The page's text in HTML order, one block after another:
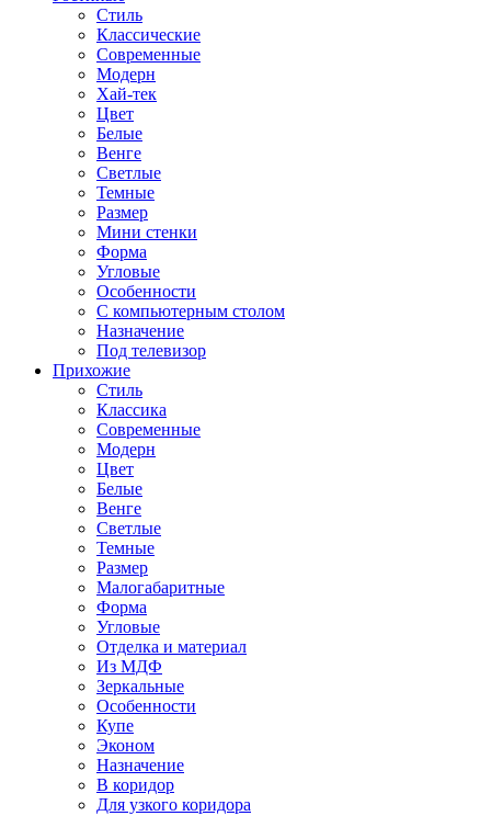
Стиль
Классические
Современные
Модерн
Хай-тек
Цвет
Белые
Венге
Светлые
Темные
Размер
Мини стенки
Форма
Угловые
Особенности
С компьютерным столом
Назначение
Под телевизор
Прихожие
Стиль
Классика
Современные
Модерн
Цвет
Белые
Венге
Светлые
Темные
Размер
Малогабаритные
Форма
Угловые
Отделка и материал
Из МДФ
Зеркальные
Особенности
Купе
Эконом
Назначение
В коридор
Для узкого коридора